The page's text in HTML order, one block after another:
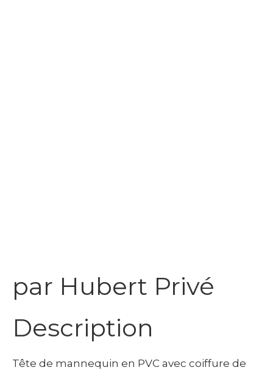
par Hubert Privé
Description
Tête de mannequin en PVC avec coiffure de